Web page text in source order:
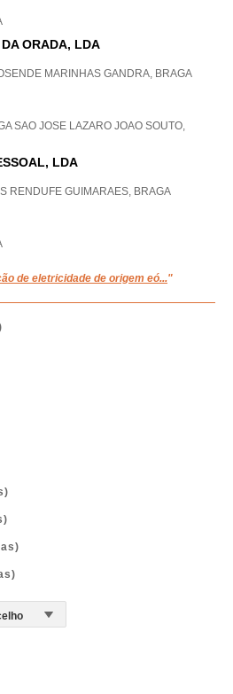
ORADA, LDA
MARINHAS GANDRA, BRAGA
SAO JOSE LAZARO JOAO SOUTO,
LDA
RENDUFE GUIMARAES, BRAGA
de eletricidade de origem eó..."